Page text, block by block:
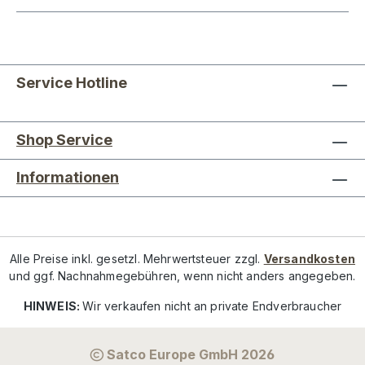
Service Hotline
Shop Service
Informationen
Alle Preise inkl. gesetzl. Mehrwertsteuer zzgl. Versandkosten
und ggf. Nachnahmegebühren, wenn nicht anders angegeben.
HINWEIS:Wir verkaufen nicht an private Endverbraucher
Satco Europe GmbH 2026